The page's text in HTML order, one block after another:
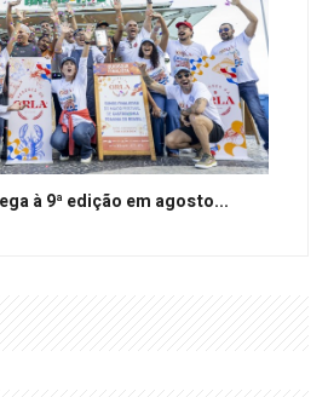
à 9ª edição em agosto...